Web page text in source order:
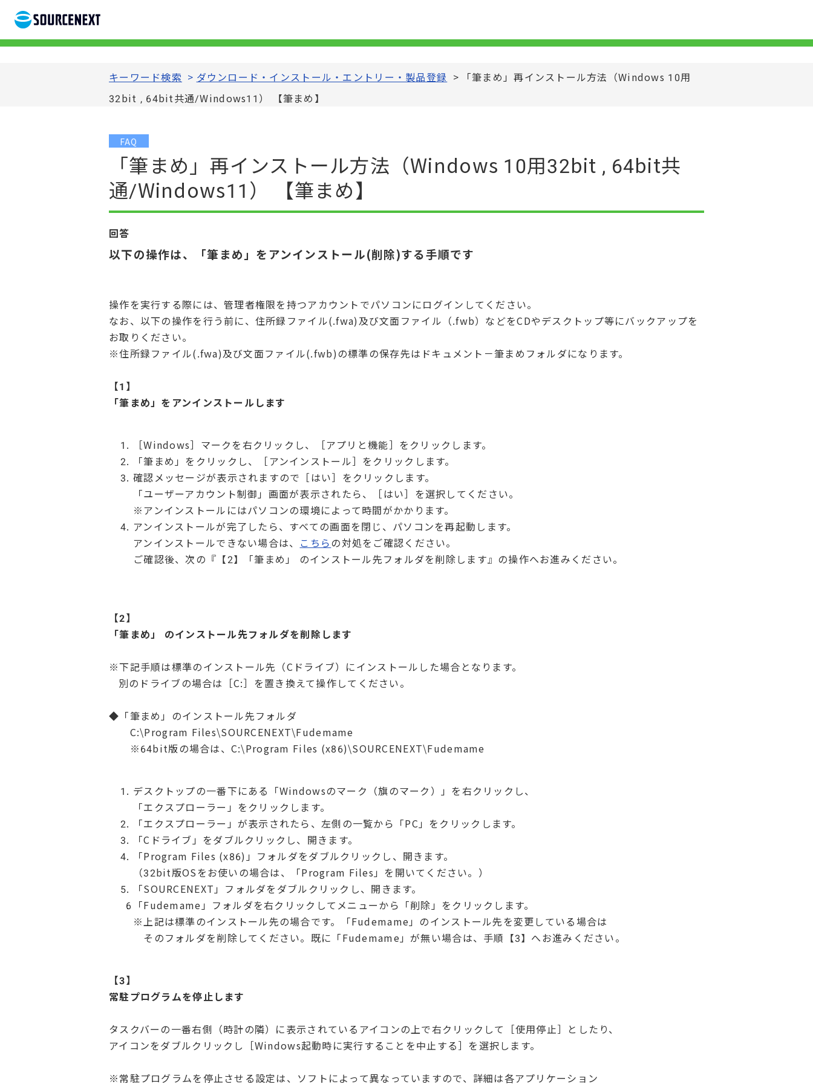
キーワード検索 > ダウンロード・インストール・エントリー・製品登録 >
「筆まめ」再インストール方法（Windows 10用
32bit , 64bit共通/Windows11） 【筆まめ】
FAQ
「筆まめ」再インストール方法（Windows 10用32bit , 64bit共
通/Windows11） 【筆まめ】
回答
以下の操作は、「筆まめ」をアンインストール(削除)する手順です
操作を実行する際には、管理者権限を持つアカウントでパソコンにログインしてください。
なお、以下の操作を行う前に、住所録ファイル(.fwa)及び文面ファイル（.fwb）などをCDやデスクトップ等にバックアップを
お取りください。
※住所録ファイル(.fwa)及び文面ファイル(.fwb)の標準の保存先はドキュメント－筆まめフォルダになります。
【1】
「筆まめ」をアンインストールします
［Windows］マークを右クリックし、［アプリと機能］をクリックします。
「筆まめ」をクリックし、［アンインストール］をクリックします。
確認メッセージが表示されますので［はい］をクリックします。
「ユーザーアカウント制御」画面が表示されたら、［はい］を選択してください。
※アンインストールにはパソコンの環境によって時間がかかります。
アンインストールが完了したら、すべての画面を閉じ、パソコンを再起動します。
アンインストールできない場合は、
こちらの対処をご確認ください。
ご確認後、次の『【2】「筆まめ」 のインストール先フォルダを削除します』の操作へお進みください。
【2】
「筆まめ」
のインストール先フォルダを削除します
※下記手順は標準のインストール先（Cドライブ）にインストールした場合となります。
別のドライブの場合は［C:］を置き換えて操作してください。
◆「筆まめ」のインストール先フォルダ
C:\Program Files\SOURCENEXT\Fudemame
※64bit版の場合は、C:\Program Files (x86)\SOURCENEXT\Fudemame
デスクトップの一番下にある「Windowsのマーク（旗のマーク）」を右クリックし、
「エクスプローラー」をクリックします。
「エクスプローラー」が表示されたら、左側の一覧から「PC」をクリックします。
「Cドライブ」をダブルクリックし、開きます。
「Program Files (x86)」フォルダをダブルクリックし、開きます。
（32bit版OSをお使いの場合は、「Program Files」を開いてください。）
「SOURCENEXT」フォルダをダブルクリックし、開きます。
「Fudemame」フォルダを右クリックしてメニューから「削除」をクリックします。
※上記は標準のインストール先の場合です。「Fudemame」のインストール先を変更している場合は
そのフォルダを削除してください。既に「Fudemame」が無い場合は、手順【3】へお進みください。
【3】
常駐プログラムを停止します
タスクバーの一番右側（時計の隣）に表示されているアイコンの上で右クリックして［使用停止］としたり、
アイコンをダブルクリックし［Windows起動時に実行することを中止する］を選択します。
※常駐プログラムを停止させる設定は、ソフトによって異なっていますので、詳細は各アプリケーション